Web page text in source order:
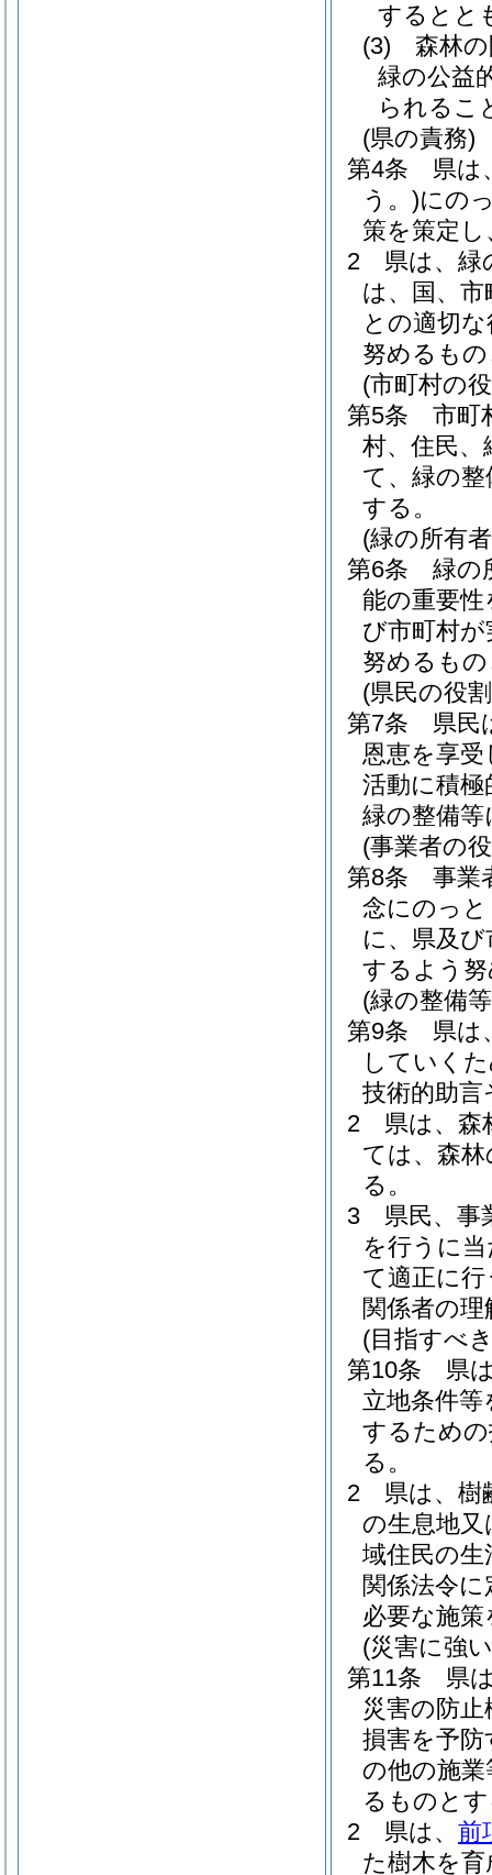
するとと
(3)
森林
緑の公益
られるこ
(県の責務)
第4条
県は
う。)にの
策を策定
2
県は、緑
は、国、
との適切
努めるも
(市町村の
第5条
市町
村、住民、
て、緑の
する。
(緑の所有
第6条
緑の
能の重要
び市町村
努めるも
(県民の役
第7条
県民
恩恵を享
活動に積
緑の整備
(事業者の
第8条
事業
念にのっ
に、県及
するよう
(緑の整備
第9条
県は
していく
技術的助
2
県は、森
ては、森
る。
3
県民、事
を行うに
て適正に
関係者の
(目指すべ
第10条
県
立地条件
するため
る。
2
県は、樹
の生息地
域住民の
関係法令
必要な施
(災害に強
第11条
県
災害の防
損害を予
の他の施
るものと
2
県は、 前
た樹木を